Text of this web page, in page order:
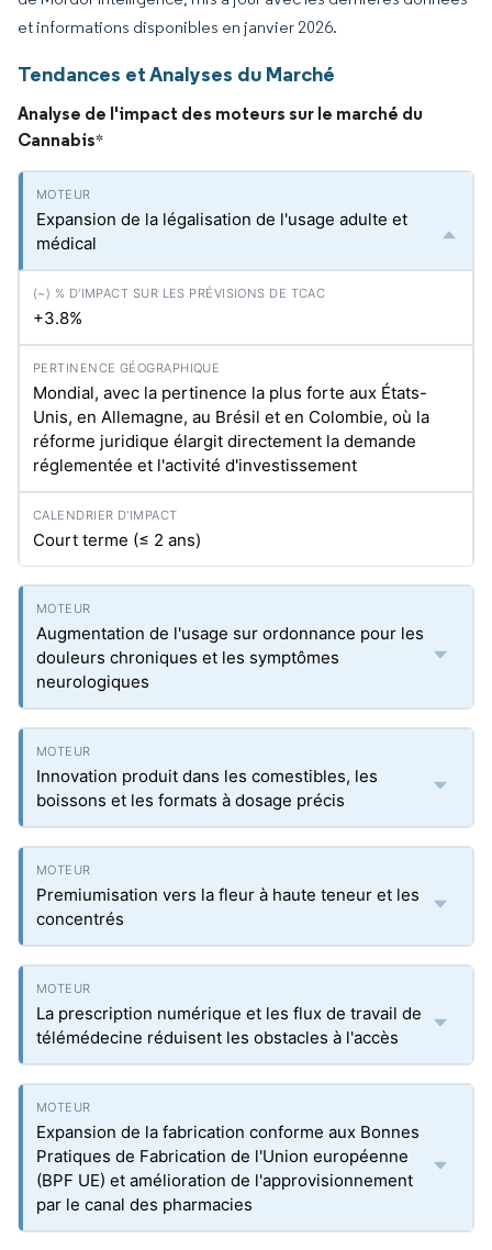
et informations disponibles en janvier 2026.
Tendances et Analyses du Marché
Analyse de l'impact des moteurs sur le marché du
Cannabis*
Expansion de la légalisation de l'usage adulte et
médical
+3.8%
Mondial, avec la pertinence la plus forte aux États-
Unis, en Allemagne, au Brésil et en Colombie, où la
réforme juridique élargit directement la demande
réglementée et l'activité d'investissement
Court terme (≤ 2 ans)
Augmentation de l'usage sur ordonnance pour les
douleurs chroniques et les symptômes
neurologiques
Innovation produit dans les comestibles, les
boissons et les formats à dosage précis
Premiumisation vers la fleur à haute teneur et les
concentrés
La prescription numérique et les flux de travail de
télémédecine réduisent les obstacles à l'accès
Expansion de la fabrication conforme aux Bonnes
Pratiques de Fabrication de l'Union européenne
(BPF UE) et amélioration de l'approvisionnement
par le canal des pharmacies